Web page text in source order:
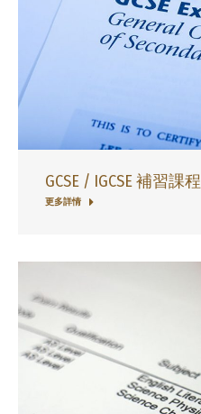
GCSE / IGCSE 補習課程
更多詳情